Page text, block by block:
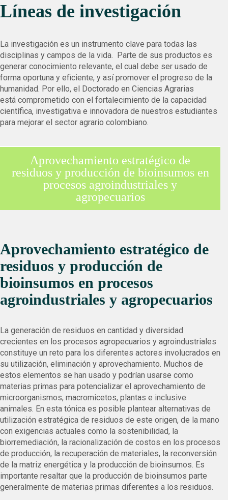
Líneas de investigación
La investigación es un instrumento clave para todas las
disciplinas y campos de la vida. Parte de sus productos es
generar conocimiento relevante, el cual debe ser usado de
forma oportuna y eficiente, y así promover el progreso de la
humanidad. Por ello, el Doctorado en Ciencias Agrarias
está comprometido con el fortalecimiento de la capacidad
científica, investigativa e innovadora de nuestros estudiantes
para mejorar el sector agrario colombiano.
Aprovechamiento estratégico de
residuos y producción de bioinsumos en
procesos agroindustriales y
agropecuarios
Aprovechamiento estratégico de
residuos y producción de
bioinsumos en procesos
agroindustriales y agropecuarios
La generación de residuos en cantidad y diversidad
crecientes en los procesos agropecuarios y agroindustriales
constituye un reto para los diferentes actores involucrados en
su utilización, eliminación y aprovechamiento. Muchos de
estos elementos se han usado y podrían usarse como
materias primas para potencializar el aprovechamiento de
microorganismos, macromicetos, plantas e inclusive
animales. En esta tónica es posible plantear alternativas de
utilización estratégica de residuos de este origen, de la mano
con exigencias actuales como la sostenibilidad, la
biorremediación, la racionalización de costos en los procesos
de producción, la recuperación de materiales, la reconversión
de la matriz energética y la producción de bioinsumos. Es
importante resaltar que la producción de bioinsumos parte
generalmente de materias primas diferentes a los residuos.